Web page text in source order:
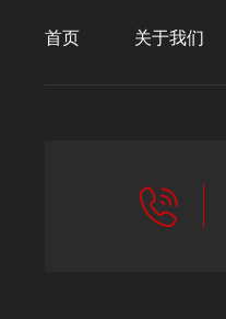
首页 关于我们